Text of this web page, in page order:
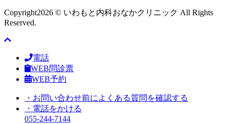
Copyright2026 © いわもと内科おなかクリニック All Rights
Reserved.
電話
WEB問診票
WEB予約
・お問い合わせ前によくある質問を確認する
・電話をかける
055-244-7144